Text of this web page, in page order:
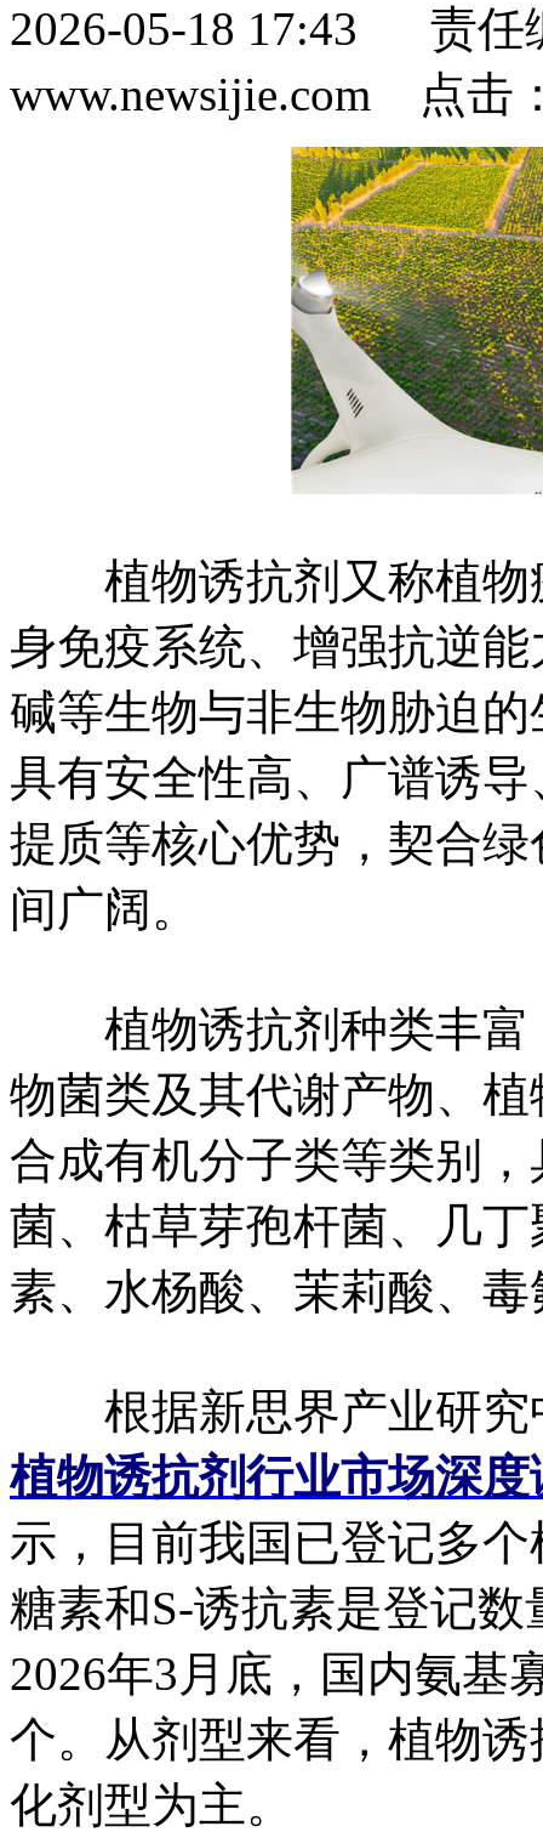
2026-05-18 17:43 责
www.newsijie.com 点击
植物诱抗剂又称植物
身免疫系统、增强抗逆
碱等生物与非生物胁迫
具有安全性高、广谱诱
提质等核心优势，契合
间广阔。
植物诱抗剂种类丰富
物菌类及其代谢产物、
合成有机分子类等类别
菌、枯草芽孢杆菌、几
素、水杨酸、茉莉酸、
根据新思界产业研究
植物诱抗剂行业市场深
示，目前我国已登记多
糖素和S-诱抗素是登记
2026年3月底，国内氨基
个。从剂型来看，植物
化剂型为主。